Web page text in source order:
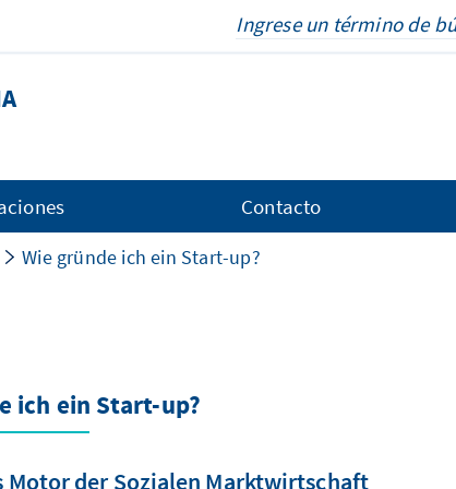
Contacto
Wie gründe ich ein Start-up?
ich ein Start-up?
der Sozialen Marktwirtschaft